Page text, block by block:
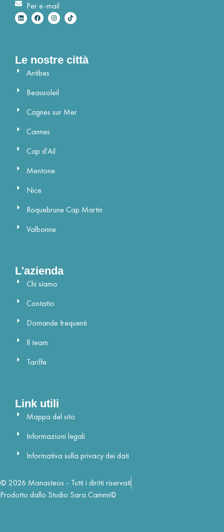
Per e-mail
Le nostre città
Antibes
Beausoleil
Cagnes sur Mer
Cannes
Cap d'Ail
Mentone
Nice
Roquebrune Cap Martin
Valbonne
L'azienda
Chi siamo
Contatto
Domande frequenti
Il team
Tariffe
Link utili
Mappa del sito
Informazioni legali
Informativa sulla privacy dei dati
© 2026 Manasteos - Tutti i diritti riservati
Prodotto dallo Studio Sara Cammi©